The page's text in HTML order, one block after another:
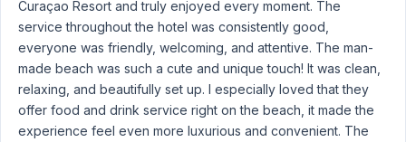
Curaçao Resort and truly enjoyed every moment. The
service throughout the hotel was consistently good,
everyone was friendly, welcoming, and attentive. The man-
made beach was such a cute and unique touch! It was clean,
relaxing, and beautifully set up. I especially loved that they
offer food and drink service right on the beach, it made the
experience feel even more luxurious and convenient. The